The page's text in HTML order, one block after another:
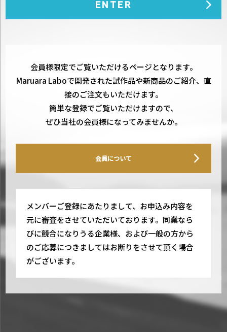
会員様限定でご覧いただけるページとなります。
Maruara Laboで開発された試作品や新商品のご紹介、直
接のご注文もいただけます。
簡単な登録でご覧いただけますので、
ぜひ当社の会員様になってみませんか。
会員について
メンバーご登録にあたりまして、お申込み内容を
元に審査をさせていただいております。同業なら
びに競合になりうる企業様、および一般の方から
のご応募につきましてはお断りをさせて頂く場合
がございます。